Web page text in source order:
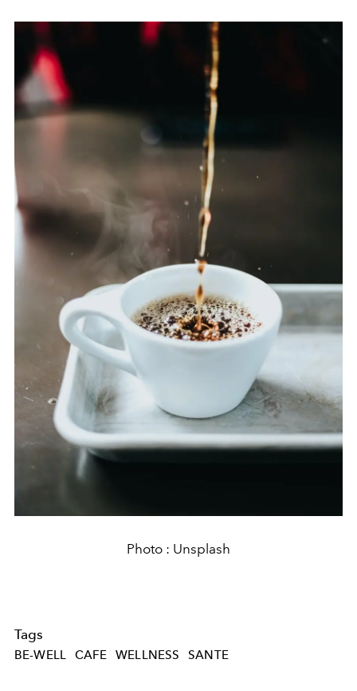
Photo : Unsplash
Tags
BE-WELL CAFE WELLNESS SANTE